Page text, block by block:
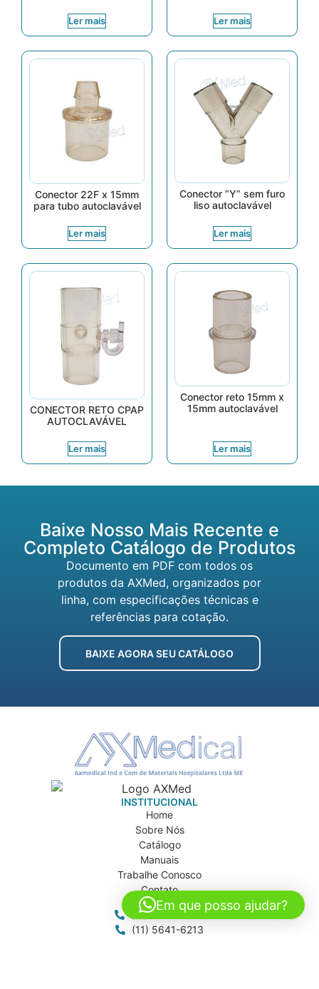
Ler mais Ler mais
Conector 22F x 15mm
para tubo autoclavável
Ler mais
Conector “Y” sem furo
liso autoclavável
Ler mais
CONECTOR RETO CPAP
AUTOCLAVÁVEL
Ler mais
Conector reto 15mm x
15mm autoclavável
Ler mais
Baixe Nosso Mais Recente e
Completo Catálogo de Produtos
Documento em PDF com todos os
produtos da AXMed, organizados por
linha, com especificações técnicas e
referências para cotação.
BAIXE AGORA SEU CATÁLOGO
INSTITUCIONAL
Home
Sobre Nós
Catálogo
Manuais
Trabalhe Conosco
Contato
CONTATO
(11) 5642-0302
(11) 5641-6213
Em que posso ajudar?